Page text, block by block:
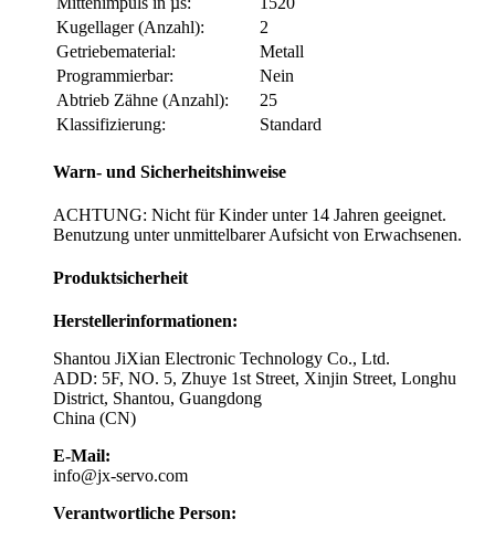
Kugellager (Anzahl):
2
Getriebematerial:
Metall
Programmierbar:
Nein
Abtrieb Zähne (Anzahl):
25
Klassifizierung:
Standard
Warn- und Sicherheitshinweise
ACHTUNG: Nicht für Kinder unter 14 Jahren geeignet.
Benutzung unter unmittelbarer Aufsicht von Erwachsenen.
Produktsicherheit
Herstellerinformationen:
Shantou JiXian Electronic Technology Co., Ltd.
ADD: 5F, NO. 5, Zhuye 1st Street, Xinjin Street, Longhu
District, Shantou, Guangdong
China (CN)
E-Mail:
info@jx-servo.com
Verantwortliche Person: